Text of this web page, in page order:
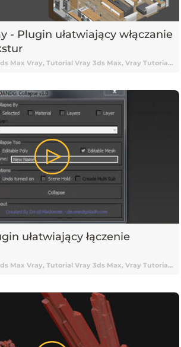
- Plugin ułatwiający włączanie
3ds Max poradnik, 3ds Max Vray, Tutorial Vray 3ds Max, Vray Tutorial, Vray, Vray 3ds Max tutorial, Vray Tutorial 3ds Max, Tutorial 3ds Max, 3ds Max Tutorial, Tutorial 3ds Max Vray, Tutorial online 3ds Max, Tutorial 3ds Max online, Nauka 3ds Max, 3ds Max Nauka, 3ds Max od podstaw, Podstawy 3ds Max, 3ds Max podstawy, Vray, V-ray, Tutorial V-ray, Tutorial Vray online, Darmowy kurs 3ds Max, 3ds Max tutorial Vray, Tutorial, Tutoriale, Darmowy tutorial, Tutorial 3ds Max po polsku, Tutorial 3ds Max pl, 3ds Max tutorial polski, 3ds Max tutorial po polsku, 3ds Max tutorial pl, Tutorial 3ds Max polski, Poradnik, Skrypty, Skrypty 3ds Max, Pluginy 3ds Max, Plugin 3ds Max, 3ds Max Plugin, Wtyczka 3ds Max, Tekstury w 3ds Max, Wyświetlanie tekstur 3ds Max, Podgląd tekstur, 3ds Max tekstury
ułatwiający łączenie
3ds Max poradnik, 3ds Max Vray, Tutorial Vray 3ds Max, Vray Tutorial, Vray, Vray 3ds Max tutorial, Vray Tutorial 3ds Max, Tutorial 3ds Max, 3ds Max Tutorial, Tutorial 3ds Max Vray, Tutorial online 3ds Max, Tutorial 3ds Max online, Nauka 3ds Max, 3ds Max Nauka, 3ds Max od podstaw, Podstawy 3ds Max, 3ds Max podstawy, Vray, V-ray, Tutorial V-ray, Tutorial Vray online, Darmowy kurs 3ds Max, 3ds Max tutorial Vray, Tutorial, Tutoriale, Darmowy tutorial, Tutorial 3ds Max po polsku, Tutorial 3ds Max pl, 3ds Max tutorial polski, 3ds Max tutorial po polsku, 3ds Max tutorial pl, Tutorial 3ds Max polski, Poradnik, Skrypty, Skrypty 3ds Max, Pluginy 3ds Max, Plugin 3ds Max, 3ds Max Plugin, Wtyczka 3ds Max, Łączenie modeli, Collapse Geometry, Łączenie obiektów, Łączenie obiektów 3ds Max